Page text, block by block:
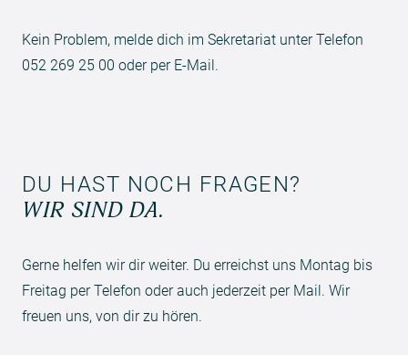
Kein Problem, melde dich im Sekretariat unter Telefon
052 269 25 00 oder per E-Mail.
DU HAST NOCH FRAGEN?
WIR SIND DA.
Gerne helfen wir dir weiter. Du erreichst uns Montag bis
Freitag per Telefon oder auch jederzeit per Mail. Wir
freuen uns, von dir zu hören.